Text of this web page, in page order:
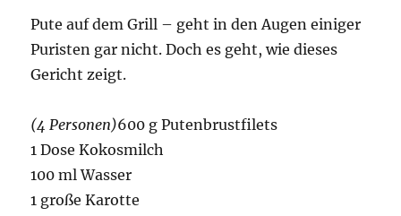
Pute auf dem Grill – geht in den Augen einiger
Puristen gar nicht. Doch es geht, wie dieses
Gericht zeigt.
(4 Personen)600 g Putenbrustfilets
1 Dose Kokosmilch
100 ml Wasser
1 große Karotte